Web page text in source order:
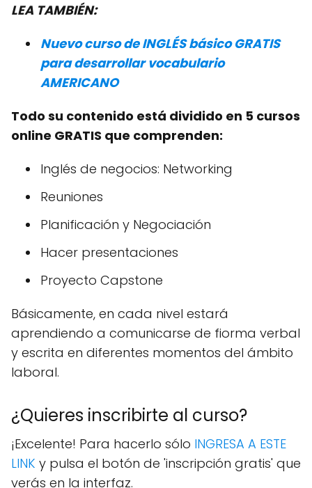
LEA TAMBIÉN:
Nuevo curso de INGLÉS básico GRATIS
para desarrollar vocabulario
AMERICANO
Todo su contenido está dividido en 5 cursos
online GRATIS que comprenden:
Inglés de negocios: Networking
Reuniones
Planificación y Negociación
Hacer presentaciones
Proyecto Capstone
Básicamente, en cada nivel estará
aprendiendo a comunicarse de fiorma verbal
y escrita en diferentes momentos del ámbito
laboral.
¿Quieres inscribirte al curso?
¡Excelente! Para hacerlo sólo INGRESA A ESTE
LINK y pulsa el botón de 'inscripción gratis' que
verás en la interfaz.